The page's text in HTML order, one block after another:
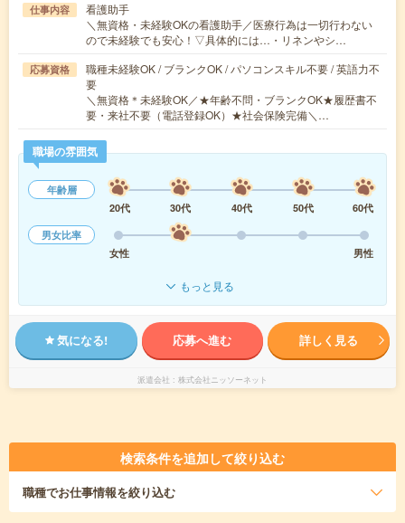
仕事内容
看護助手
＼無資格・未経験OKの看護助手／医療行為は一切行わない
ので未経験でも安心！▽具体的には…・リネンやシ…
応募資格
職種未経験OK / ブランクOK / パソコンスキル不要 / 英語力不
要
＼無資格＊未経験OK／★年齢不問・ブランクOK★履歴書不
要・来社不要（電話登録OK）★社会保険完備＼…
職場の雰囲気
年齢層
20代
30代 40代 50代
60代
男女比率
女性
男性
もっと見る
気になる! 応募へ進む 詳しく見る
派遣会社 株式会社ニッソーネット
検索条件を追加して絞り込む
職種でお仕事情報を絞り込む